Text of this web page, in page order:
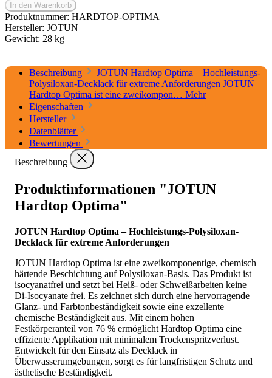
In den Warenkorb
Produktnummer: HARDTOP-OPTIMA
Hersteller: JOTUN
Gewicht: 28 kg
Beschreibung
JOTUN Hardtop Optima – Hochleistungs-
Polysiloxan-Decklack für extreme Anforderungen JOTUN
Hardtop Optima ist eine zweikompon… Mehr
Eigenschaften
Hersteller
Datenblätter
Bewertungen
Beschreibung
Produktinformationen "JOTUN
Hardtop Optima"
JOTUN Hardtop Optima – Hochleistungs-Polysiloxan-
Decklack für extreme Anforderungen
JOTUN Hardtop Optima ist eine zweikomponentige, chemisch
härtende Beschichtung auf Polysiloxan-Basis. Das Produkt ist
isocyanatfrei und setzt bei Heiß- oder Schweißarbeiten keine
Di-Isocyanate frei. Es zeichnet sich durch eine hervorragende
Glanz- und Farbtonbeständigkeit sowie eine exzellente
chemische Beständigkeit aus. Mit einem hohen
Festkörperanteil von 76 % ermöglicht Hardtop Optima eine
effiziente Applikation mit minimalem Trockenspritzverlust.
Entwickelt für den Einsatz als Decklack in
Überwasserumgebungen, sorgt es für langfristigen Schutz und
ästhetische Beständigkeit.